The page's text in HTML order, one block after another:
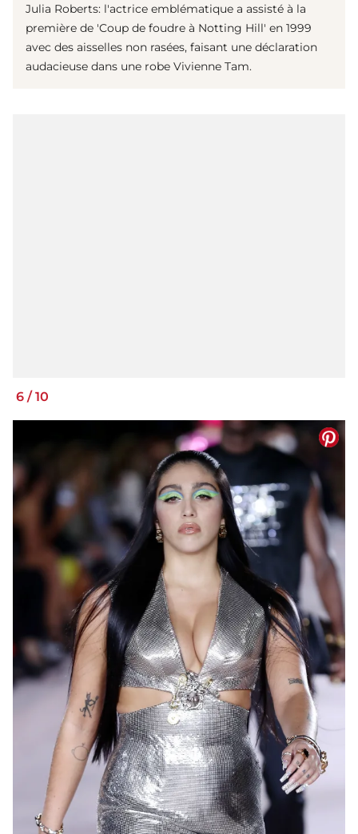
Julia Roberts: l'actrice emblématique a assisté à la
première de 'Coup de foudre à Notting Hill' en 1999
avec des aisselles non rasées, faisant une déclaration
audacieuse dans une robe Vivienne Tam.
6 /10